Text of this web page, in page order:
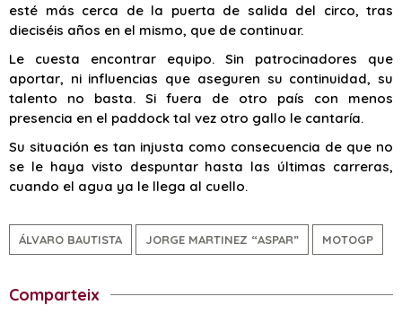
esté más cerca de la puerta de salida del circo, tras
dieciséis años en el mismo, que de continuar.
Le cuesta encontrar equipo. Sin patrocinadores que
aportar, ni influencias que aseguren su continuidad, su
talento no basta. Si fuera de otro país con menos
presencia en el paddock tal vez otro gallo le cantaría.
Su situación es tan injusta como consecuencia de que no
se le haya visto despuntar hasta las últimas carreras,
cuando el agua ya le llega al cuello.
ÁLVARO BAUTISTA JORGE MARTINEZ “ASPAR” MOTOGP
Comparteix